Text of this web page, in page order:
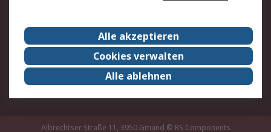
RS weltweit
Karriere bei RS
Nachhaltigkeit
Qualität/Zertifikate
Presse-Center
Event-Center
Albrechtser Straße 11, 3950 Gmünd © RS Components
Alle akzeptieren
Cookies verwalten
Alle ablehnen